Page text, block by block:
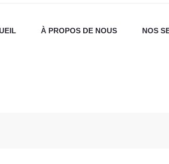
À PROPOS DE NOUS NOS